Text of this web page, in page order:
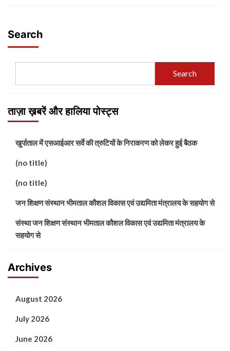
Search
Search
ताज़ा ख़बरें और हालिया पोस्ट्स
खुर्पाताल में एसआईआर सर्वे की त्रुटियों के निराकरण को लेकर हुई बैठक
(no title)
(no title)
जन शिक्षण संस्थान भीमताल कौशल विकास एवं उद्यमिता मंत्रालय के सहयोग से
संस्था जन शिक्षण संस्थान भीमताल कौशल विकास एवं उद्यमिता मंत्रालय के
सहयोग से
Archives
August 2026
July 2026
June 2026